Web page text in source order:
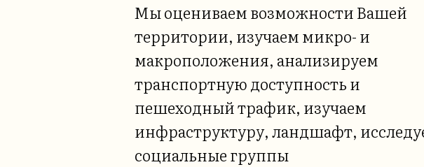
Мы оцениваем возможности Вашей
территории, изучаем микро- и
макроположения, анализируем
транспортную доступность и
пешеходный трафик, изучаем
инфраструктуру, ландшафт,
социальные группы